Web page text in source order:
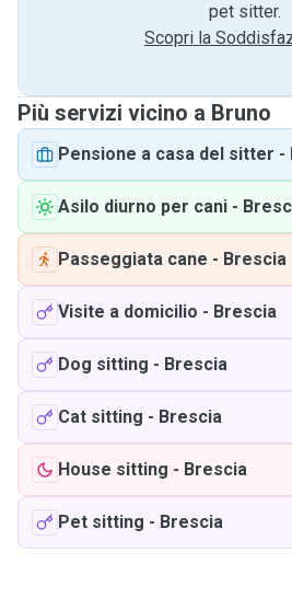
pet sitter.
Scopri la
Più servizi vicino a Bruno
Pensione a casa del sitter -
Asilo diurno per cani -
Passeggiata cane - Brescia
Visite a domicilio - Brescia
Dog sitting - Brescia
Cat sitting - Brescia
House sitting - Brescia
Pet sitting - Brescia